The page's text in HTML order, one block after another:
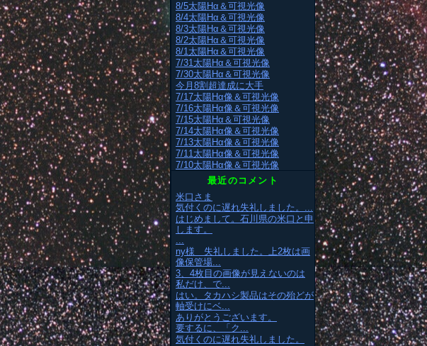
8/5太陽Hα＆可視光像
8/4太陽Hα＆可視光像
8/3太陽Hα＆可視光像
8/2太陽Hα＆可視光像
8/1太陽Hα＆可視光像
7/31太陽Hα＆可視光像
7/30太陽Hα＆可視光像
今月8割超達成に大手
7/17太陽Hα像＆可視光像
7/16太陽Hα像＆可視光像
7/15太陽Hα＆可視光像
7/14太陽Hα像＆可視光像
7/13太陽Hα像＆可視光像
7/11太陽Hα像＆可視光像
7/10太陽Hα像＆可視光像
最近のコメント
米口さま
気付くのに遅れ失礼しました。...
はじめまして。石川県の米口と申
します。
...
ny様 失礼しました。上2枚は画
像保管場...
3、4枚目の画像が見えないのは
私だけ、で...
はい。タカハシ製品はその殆どが
軸受けにベ...
ありがとうございます。
要するに、「ク...
気付くのに遅れ失礼しました。